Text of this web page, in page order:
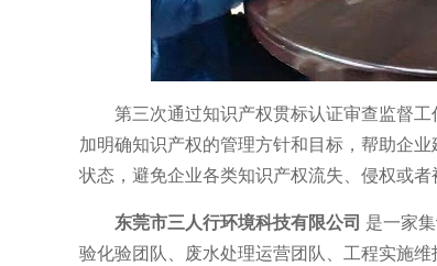
第三次通过知识产权贯标认证审查监督
加明确知识产权的管理方针和目标，帮助企
状态，避免企业各类知识产权流失、侵权或者
东莞市三人行环境科技有限公司 是一家
验化验团队、废水处理运营团队、工程实施